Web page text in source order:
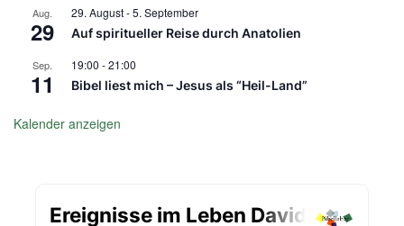
Aug.
29
29. August-5. September
Auf spiritueller Reise durch Anatolien
Sep.
11
19:00 -21:00
Bibel liest mich – Jesus als “Heil-Land”
Kalender anzeigen